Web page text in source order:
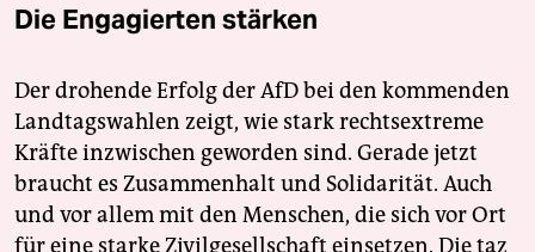
Die Engagierten stärken
Der drohende Erfolg der AfD bei den kommenden
Landtagswahlen zeigt, wie stark rechtsextreme
Kräfte inzwischen geworden sind. Gerade jetzt
braucht es Zusammenhalt und Solidarität. Auch
und vor allem mit den Menschen, die sich vor Ort
für eine starke Zivilgesellschaft einsetzen. Die taz